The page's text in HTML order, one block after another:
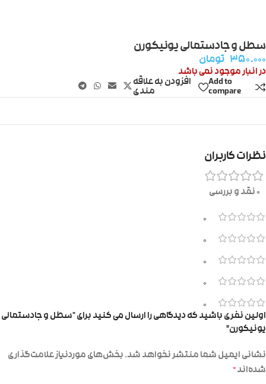
سطل و جادستمالی یونیکورن
۳۵۰.۰۰۰ تومان
در انبار موجود نمی باشد
Add to
compare
افزودن به علاقه
مندی
نظرات کاربران
0 نقد و بررسی
0
0
0
0
0
اولین نفری باشید که دیدگاهی را ارسال می کنید برای “سطل و جادستمالی
یونیکورن”
نشانی ایمیل شما منتشر نخواهد شد.بخش‌های موردنیاز علامت‌گذاری
شده‌اند*